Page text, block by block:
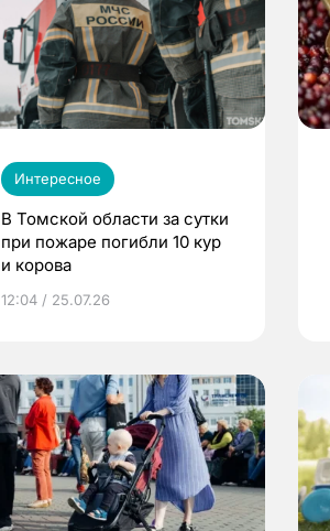
Интересное
В Томской области за сутки
при пожаре погибли 10 кур
и корова
12:04 / 25.07.26